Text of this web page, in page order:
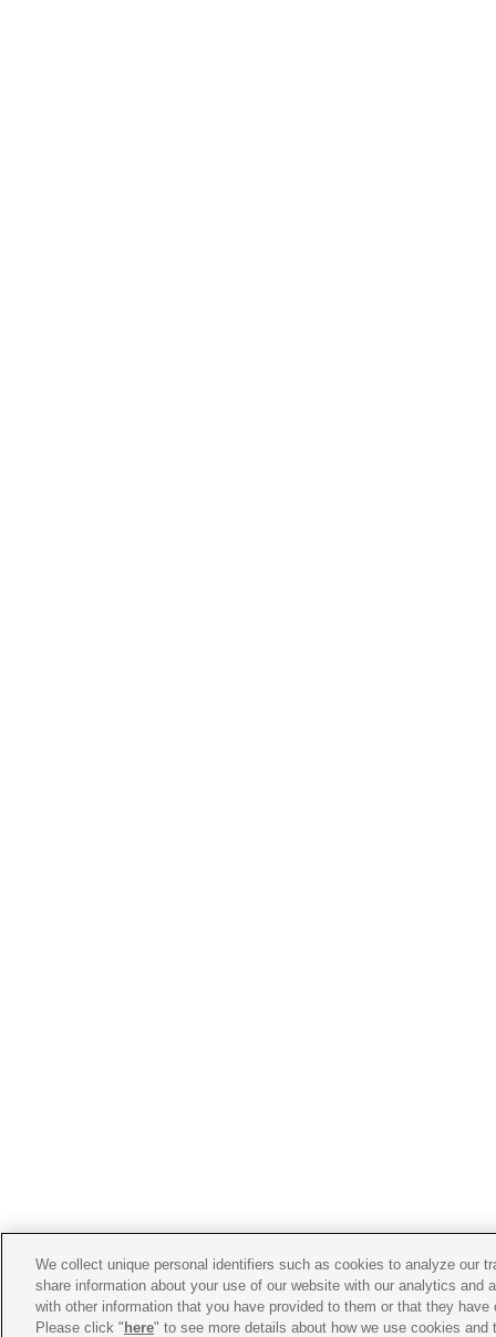
We collect unique personal identifiers such as cookies to analyze our
share information about your use of our website with our analytics and
with other information that you have provided to them or that they
Please click " here" to see more details about how we use cookies